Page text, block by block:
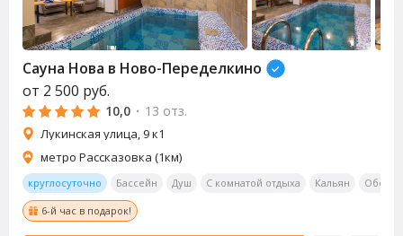
Сауна Нова в Ново-Переделкино
от 2 500 руб.
10,0 · 13 отз.
Лукинская улица, 9 к1
метро Рассказовка (1км)
круглосуточно Бассейн Душ С комнатой отдыха Кальян
6-й час в подарок!